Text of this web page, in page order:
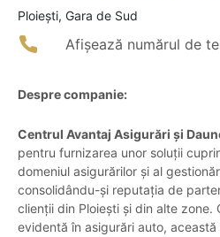
Ploieşti, Gara de Sud
Afișează numărul de
Despre companie:
Centrul Avantaj Asigurări și
pentru furnizarea unor soluții
domeniul asigurărilor și al
consolidându-și reputația de
clienții din Ploiești și din alte zone.
evidentă în asigurări auto,